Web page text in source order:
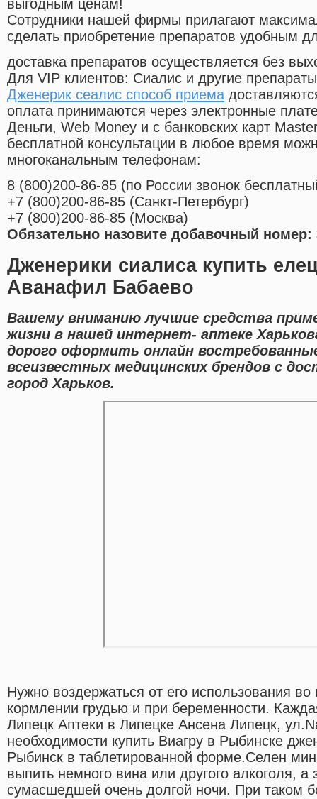
выгодным ценам!
Cотрудники нашей фирмы прилагают
сделать приобретение препаратов удобным
доставка препаратов осуществляется без
Для VIP клиентов: Сиалис и другие
Дженерик сеалис способ приема
оплата принимаются через электронные
Деньги, Web Money и с банковских карт
бесплатной консультации в любое время
многоканальным телефонам:
8 (800)200-86-85 (по России звонок
+7 (800)200-86-85 (Санкт-Петербург)
+7 (800)200-86-85 (Москва)
Обязательно назовите добавочный номер:
Дженерики сиалиса купить
Аванафил Бабаево
Вашему вниманию лучшие средства
жизни в нашей интернет- аптеке
дорого оформить онлайн
всеизвестных медицинских брендов с
город Харьков.
Нужно воздержаться от его использования
кормлении грудью и при беременности.
Липецк Аптеки в Липецке Ансена Липецк,
необходимости купить Виагру в Рыбинске
Рыбинск в таблетированной форме.Cелен
выпить немного вина или другого алкоголя, а
сумасшедшей очень долгой ночи. При таком